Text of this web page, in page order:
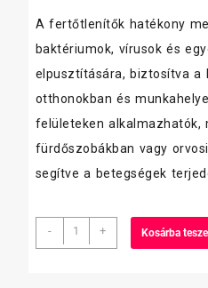
A fertőtlenítők hatékony
baktériumok, vírusok és
elpusztítására, biztosítva a
otthonokban és
felületeken alkalmazhatók,
fürdőszobákban vagy
segítve a betegségek
-
Bradoman
soft
+ Kosárba